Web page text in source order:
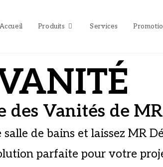
Accueil Produits Services
des Vanités de
de bains et laissez MR
parfaite pour votre